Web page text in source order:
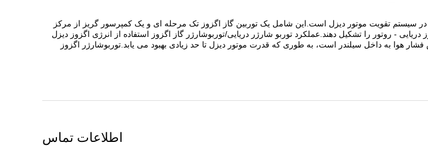
در سیستم تقویت موتور دیزل است.این شامل یک توربین گاز اگزوز تک مرحله ای و یک کمپرسور گریز از مرکز
- روتور را تشکیل دهند.عملکرد توربو شارژر دریایی/توربوشارژر گاز اگزوز استفاده از انرژی اگزوز دیزل
هوا به داخل سیلندر است، به طوری که قدرت موتور دیزل تا حد زیادی بهبود می یابد.توربوشارژر اگزوز
اطلاعات تماس